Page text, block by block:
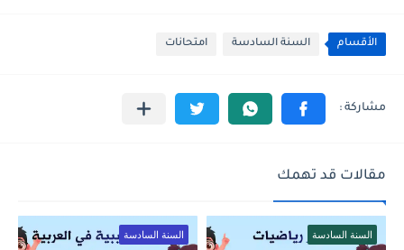
الأقسام السنة السادسة امتحانات
مقالات قد تهمك
السنة السادسة السنة السادسة